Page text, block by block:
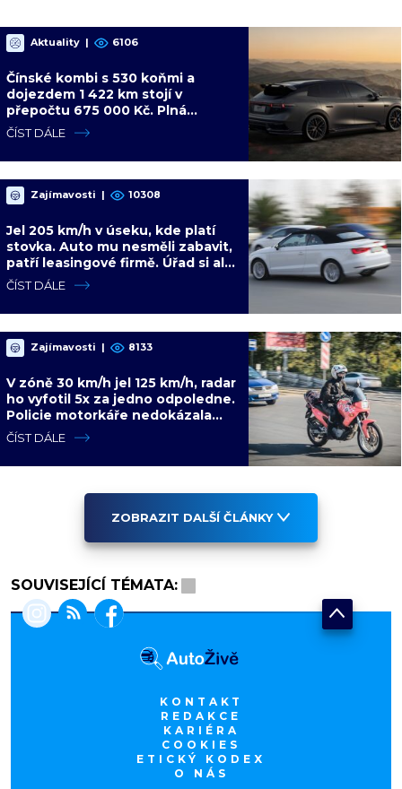
Aktuality | 6106
Čínské kombi s 530 koňmi a
dojezdem 1 422 km stojí v
přepočtu 675 000 Kč. Plná
výbava je v ceně, VW a BMW mají
problém
ČÍST DÁLE
Zajímavosti | 10308
Jel 205 km/h v úseku, kde platí
stovka. Auto mu nesměli zabavit,
patří leasingové firmě. Úřad si ale
poradil jinak
ČÍST DÁLE
Zajímavosti | 8133
V zóně 30 km/h jel 125 km/h, radar
ho vyfotil 5x za jedno odpoledne.
Policie motorkáře nedokázala
zastavit
ČÍST DÁLE
ZOBRAZIT DALŠÍ ČLÁNKY
SOUVISEJÍCÍ TÉMATA:
KONTAKT
REDAKCE
KARIÉRA
COOKIES
ETICKÝ KODEX
O NÁS